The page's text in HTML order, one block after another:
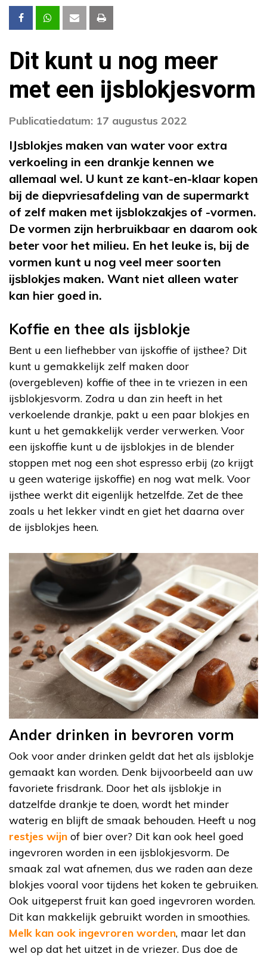
Dit kunt u nog meer
met een ijsblokjesvorm
Publicatiedatum: 17 augustus 2022
IJsblokjes maken van water voor extra
verkoeling in een drankje kennen we
allemaal wel. U kunt ze kant-en-klaar kopen
bij de diepvriesafdeling van de supermarkt
of zelf maken met ijsblokzakjes of -vormen.
De vormen zijn herbruikbaar en daarom ook
beter voor het milieu. En het leuke is, bij de
vormen kunt u nog veel meer soorten
ijsblokjes maken. Want niet alleen water
kan hier goed in.
Koffie en thee als ijsblokje
Bent u een liefhebber van ijskoffie of ijsthee? Dit
kunt u gemakkelijk zelf maken door
(overgebleven) koffie of thee in te vriezen in een
ijsblokjesvorm. Zodra u dan zin heeft in het
verkoelende drankje, pakt u een paar blokjes en
kunt u het gemakkelijk verder verwerken. Voor
een ijskoffie kunt u de ijsblokjes in de blender
stoppen met nog een shot espresso erbij (zo krijgt
u geen waterige ijskoffie) en nog wat melk. Voor
ijsthee werkt dit eigenlijk hetzelfde. Zet de thee
zoals u het lekker vindt en giet het daarna over
de ijsblokjes heen.
Ander drinken in bevroren vorm
Ook voor ander drinken geldt dat het als ijsblokje
gemaakt kan worden. Denk bijvoorbeeld aan uw
favoriete frisdrank. Door het als ijsblokje in
datzelfde drankje te doen, wordt het minder
waterig en blijft de smaak behouden. Heeft u nog
restjes wijn of bier over? Dit kan ook heel goed
ingevroren worden in een ijsblokjesvorm. De
smaak zal wat afnemen, dus we raden aan deze
blokjes vooral voor tijdens het koken te gebruiken.
Ook uitgeperst fruit kan goed ingevroren worden.
Dit kan makkelijk gebruikt worden in smoothies.
Melk kan ook ingevroren worden, maar let dan
wel op dat het uitzet in de vriezer. Dus doe de